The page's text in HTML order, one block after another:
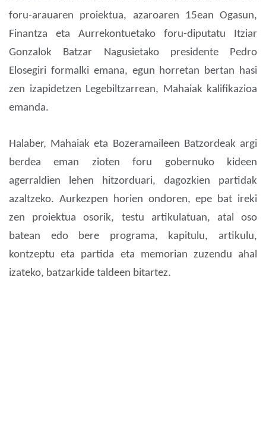
foru-arauaren proiektua, azaroaren 15ean Ogasun,
Finantza eta Aurrekontuetako foru-diputatu Itziar
Gonzalok Batzar Nagusietako presidente Pedro
Elosegiri formalki emana, egun horretan bertan hasi
zen izapidetzen Legebiltzarrean, Mahaiak kalifikazioa
emanda.
Halaber, Mahaiak eta Bozeramaileen Batzordeak argi
berdea eman zioten foru gobernuko kideen
agerraldien lehen hitzorduari, dagozkien partidak
azaltzeko. Aurkezpen horien ondoren, epe bat ireki
zen proiektua osorik, testu artikulatuan, atal oso
batean edo bere programa, kapitulu, artikulu,
kontzeptu eta partida eta memorian zuzendu ahal
izateko, batzarkide taldeen bitartez.